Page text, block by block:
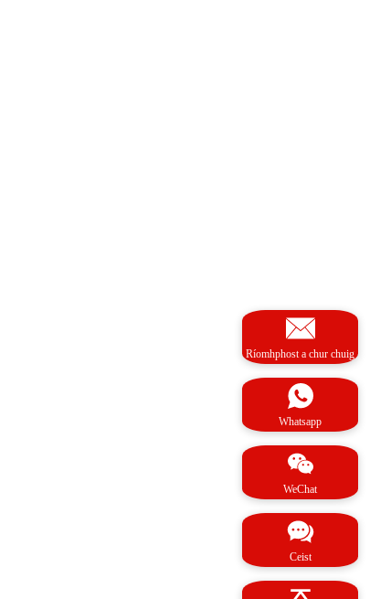
Ríomhphost a chur chuig
Whatsapp
WeChat
Ceist